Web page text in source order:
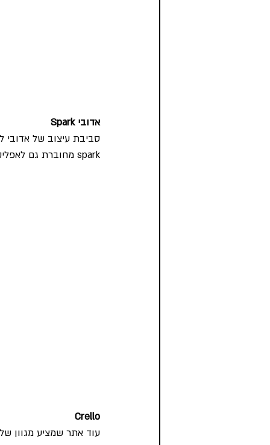
אדובי Spark
סביבת עיצוב של
spark מחוברת גם לאפליקציה וקל להכין איתה באנרים גם בדסקטופ וגם בנייד.
Crello
עוד אתר שמציע מגוון